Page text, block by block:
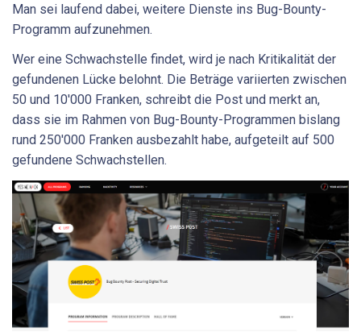
Man sei laufend dabei, weitere Dienste ins Bug-Bounty-
Programm aufzunehmen.
Wer eine Schwachstelle findet, wird je nach Kritikalität der
gefundenen Lücke belohnt. Die Beträge variierten zwischen
50 und 10'000 Franken, schreibt die Post und merkt an,
dass sie im Rahmen von Bug-Bounty-Programmen bislang
rund 250'000 Franken ausbezahlt habe, aufgeteilt auf 500
gefundene Schwachstellen.